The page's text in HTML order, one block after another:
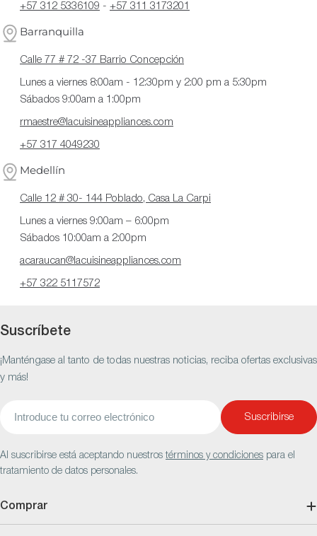
+57 312 5336109 - +57 311 3173201
Barranquilla
Calle 77 # 72 -37 Barrio Concepción
Lunes a viernes 8:00am - 12:30pm y 2:00 pm a 5:30pm
Sábados 9:00am a 1:00pm
rmaestre@lacuisineappliances.com
+57 317 4049230
Medellín
Calle 12 # 30- 144 Poblado, Casa La Carpi
Lunes a viernes 9:00am – 6:00pm
Sábados 10:00am a 2:00pm
acaraucan@lacuisineappliances.com
+57 322 5117572
Suscríbete
¡Manténgase al tanto de todas nuestras noticias, reciba ofertas exclusivas
y más!
Suscribirse
Al suscribirse está aceptando nuestrostérminos y condiciones para el
tratamiento de datos personales.
Comprar